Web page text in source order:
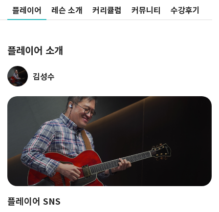
플레이어 레슨 소개 커리큘럼 커뮤니티 수강후기
플레이어 소개
김성수
플레이어 SNS